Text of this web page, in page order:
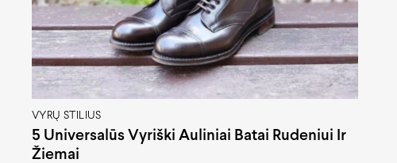
VYRŲ STILIUS
5 Universalūs Vyriški Auliniai Batai Rudeniui Ir
Žiemai